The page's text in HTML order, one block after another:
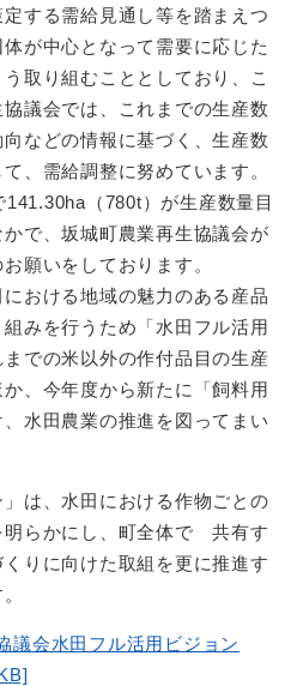
する需給見通し等を踏まえつ
が中心となって需要に応じた
取り組むこととしており、こ
議会では、これまでの生産数
などの情報に基づく、生産数
、需給調整に努めています。
（780t）が生産数量目
で、坂城町農業再生協議会が
願いをしております。
おける地域の魅力のある産品
みを行うため「水田フル活用
での米以外の作付品目の生産
、今年度から新たに「飼料用
水田農業の推進を図ってまい
は、水田における作物ごとの
明らかにし、町全体で 共有す
りに向けた取組を更に推進す
議会水田フル活用ビジョン